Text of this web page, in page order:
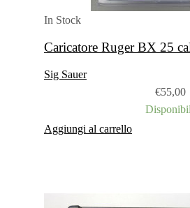
In Stock
Caricatore Ruger BX 25
Sig Sauer
€55,00
Aggiungi al carrello